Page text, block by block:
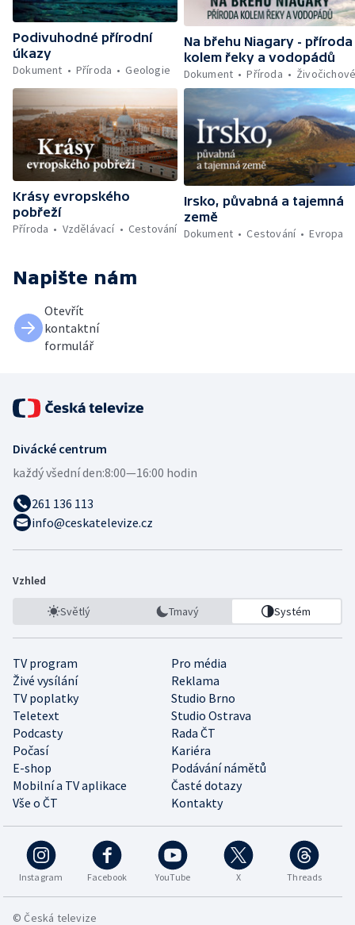
Podivuhodné přírodní
úkazy
Dokument
Příroda Geologie
Na břehu Niagary - příroda
kolem řeky a vodopádů
Dokument
Příroda
Krásy evropského
pobřeží
Příroda
Vzdělávací Cestování
Irsko, půvabná a tajemná
země
Dokument
Cestování Evropa
Napište nám
Otevřít
kontaktní
formulář
Divácké centrum
každý všední den:8:00—16:00 hodin
261 136 113
info@ceskatelevize.cz
Vzhled
Světlý Tmavý Systém
TV program
Pro média
Živé vysílání
Reklama
TV poplatky
Studio Brno
Teletext
Studio Ostrava
Podcasty
Rada ČT
Počasí
Kariéra
E-shop
Podávání námětů
Mobilní a TV aplikace
Časté dotazy
Vše o ČT
Kontakty
Instagram Facebook YouTube X Threads
© Česká televize